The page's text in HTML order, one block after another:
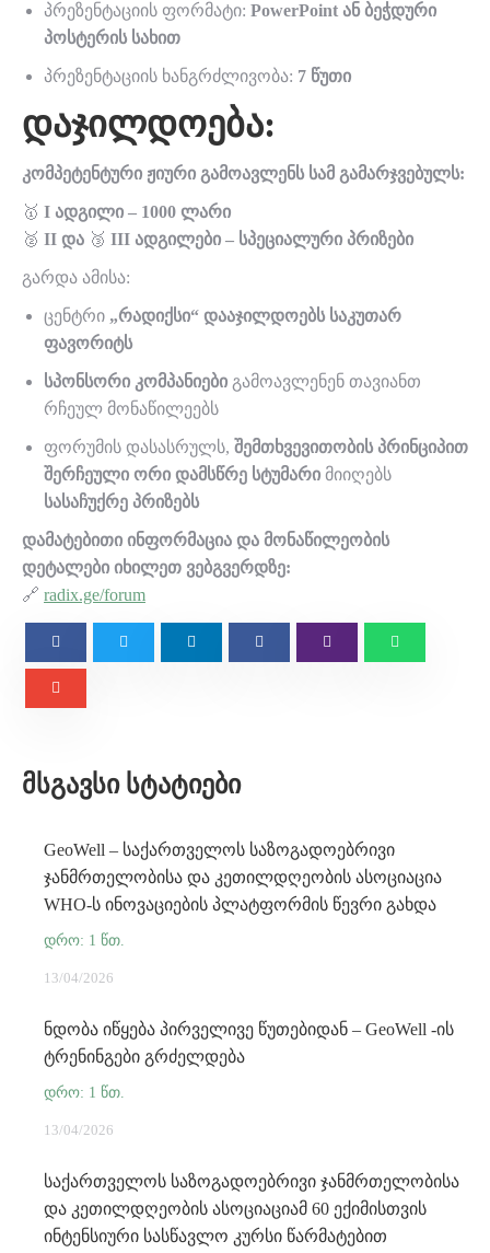
პრეზენტაციის ფორმატი: PowerPoint ან ბეჭდური
პოსტერის სახით
პრეზენტაციის ხანგრძლივობა: 7 წუთი
ᲓᲐᲯᲘᲚᲓᲝᲔᲑᲐ:
კომპეტენტური ჟიური გამოავლენს სამ გამარჯვებულს:
🥇 I ადგილი – 1000 ლარი
🥈 II და 🥉 III ადგილები – სპეციალური პრიზები
გარდა ამისა:
ცენტრი „რადიქსი“ დააჯილდოებს საკუთარ
ფავორიტს
სპონსორი კომპანიები გამოავლენენ თავიანთ
რჩეულ მონაწილეებს
ფორუმის დასასრულს, შემთხვევითობის პრინციპით
შერჩეული ორი დამსწრე სტუმარი მიიღებს
სასაჩუქრე პრიზებს
დამატებითი ინფორმაცია და მონაწილეობის
დეტალები იხილეთ ვებგვერდზე:
🔗 radix.ge/forum
ᲛᲡᲒᲐᲕᲡᲘ ᲡᲢᲐᲢᲘᲔᲑᲘ
GeoWell – საქართველოს საზოგადოებრივი
ჯანმრთელობისა და კეთილდღეობის ასოციაცია
WHO-ს ინოვაციების პლატფორმის წევრი გახდა
13/04/2026
ნდობა იწყება პირველივე წუთებიდან – GeoWell -ის
ტრენინგები გრძელდება
13/04/2026
საქართველოს საზოგადოებრივი ჯანმრთელობისა
და კეთილდღეობის ასოციაციამ 60 ექიმისთვის
ინტენსიური სასწავლო კურსი წარმატებით